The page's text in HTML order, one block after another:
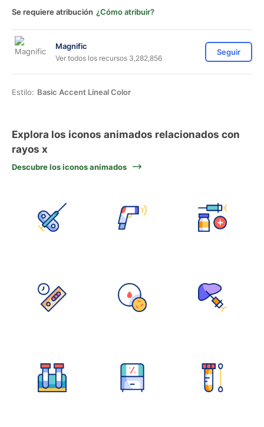
Se requiere atribución ¿Cómo atribuir?
Magnific
Ver todos los recursos 3,282,856
Seguir
Estilo: Basic Accent Lineal Color
Explora los iconos animados relacionados con
rayos x
Descubre los iconos animados